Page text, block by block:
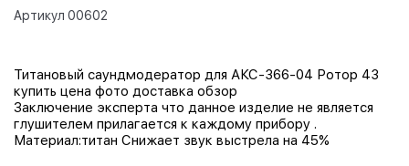
Артикул 00602
Титановый саундмодератор для АКС-366-04 Ротор 43
купить цена фото доставка обзор
Заключение эксперта что данное изделие не является
глушителем прилагается к каждому прибору .
Материал:титан Снижает звук выстрела на 45%